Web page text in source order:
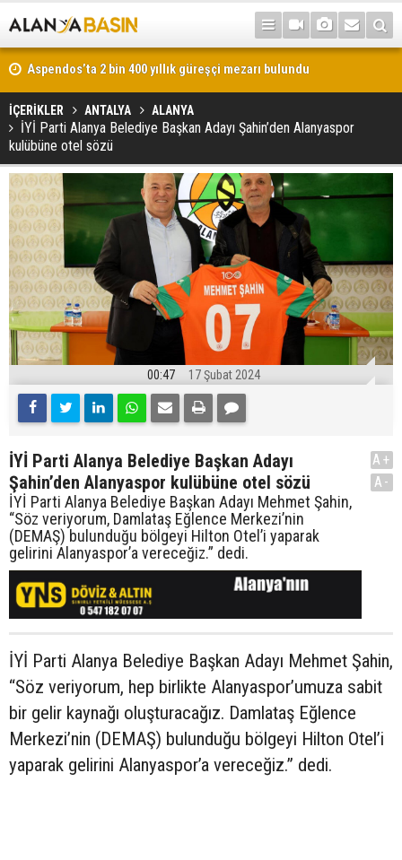
Aspendos’ta 2 bin 400 yıllık güreşçi mezarı bulundu
İÇERİKLER ANTALYA ALANYA
İYİ Parti Alanya Belediye Başkan Adayı Şahin’den Alanyaspor
kulübüne otel sözü
00:47 17 Şubat 2024
İYİ Parti Alanya Belediye Başkan Adayı
Şahin’den Alanyaspor kulübüne otel sözü
İYİ Parti Alanya Belediye Başkan Adayı Mehmet Şahin,
“Söz veriyorum, Damlataş Eğlence Merkezi’nin
(DEMAŞ) bulunduğu bölgeyi Hilton Otel’i yaparak
gelirini Alanyaspor’a vereceğiz.” dedi.
A+
A-
İYİ Parti Alanya Belediye Başkan Adayı Mehmet Şahin,
“Söz veriyorum, hep birlikte Alanyaspor’umuza sabit
bir gelir kaynağı oluşturacağız. Damlataş Eğlence
Merkezi’nin (DEMAŞ) bulunduğu bölgeyi Hilton Otel’i
yaparak gelirini Alanyaspor’a vereceğiz.” dedi.